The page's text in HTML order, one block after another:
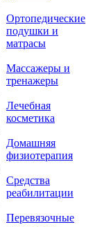
Ортопедические
подушки и
матрасы
Массажеры и
тренажеры
Лечебная
косметика
Домашняя
физиотерапия
Средства
реабилитации
Перевязочные